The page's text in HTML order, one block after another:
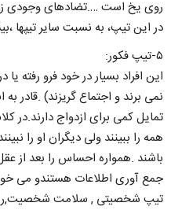
روی یخ است ….تضادهای وجودی
در این تیپ، به نسبت سایر تیپها
۵-تیپ فکور:
این افراد بسیار در خود فرو رفته
نمی برند و اجتماع گریزند) .قادر
تمایل کمی برای ازدواج دارند.در
همه را ببینند ولی دیگران او را
باشند .همواره احساس را بعد از
جمع آوری اطلاعات هستندو می
تیپ شخصیتی , سلامت